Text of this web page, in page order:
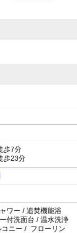
歩7分
歩23分
ワー / 追焚機能浴
付洗面台 / 温水洗浄
ニー / フローリン